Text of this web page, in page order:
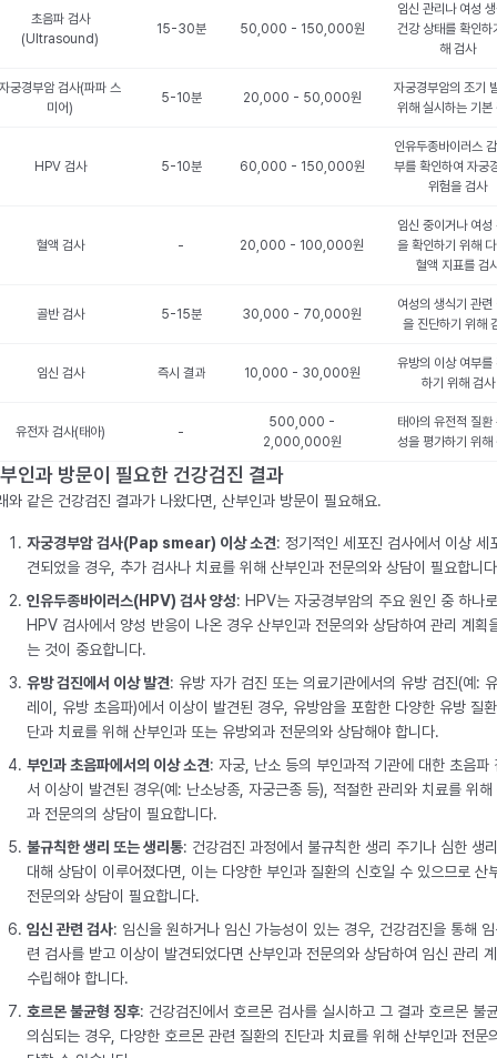
초음파 검사
(Ultrasound)
15-30분 50,000 - 150,000원
임신 관리나 여성 생
건강 상태를 확인하
해 검사
자궁경부암 검사(파파 스
미어)
5-10분 20,000 - 50,000원
자궁경부암의 조기
위해 실시하는 기본
HPV 검사 5-10분 60,000 - 150,000원
인유두종바이러스
부를 확인하여 자궁
위험을 검사
혈액 검사 - 20,000 - 100,000원
임신 중이거나 여성
을 확인하기 위해
혈액 지표를 검
골반 검사 5-15분 30,000 - 70,000원
여성의 생식기 관련
을 진단하기 위해
임신 검사 즉시 결과 10,000 - 30,000원
유방의 이상 여부를
하기 위해 검사
유전자 검사(태아) -
500,000 -
2,000,000원
태아의 유전적 질환
성을 평가하기 위해
인과 방문이 필요한 건강검진 결과
와 같은 건강검진 결과가 나왔다면, 산부인과 방문이 필요해요.
자궁경부암 검사(Pap smear) 이상 소견: 정기적인 세포진 검사에서 이상 세
견되었을 경우, 추가 검사나 치료를 위해 산부인과 전문의와 상담이 필요합니
인유두종바이러스(HPV) 검사 양성: HPV는 자궁경부암의 주요 원인 중 하나로,
HPV 검사에서 양성 반응이 나온 경우 산부인과 전문의와 상담하여 관리 계획
는 것이 중요합니다.
유방 검진에서 이상 발견: 유방 자가 검진 또는 의료기관에서의 유방 검진(예:
레이, 유방 초음파)에서 이상이 발견된 경우, 유방암을 포함한 다양한 유방 질
단과 치료를 위해 산부인과 또는 유방외과 전문의와 상담해야 합니다.
부인과 초음파에서의 이상 소견: 자궁, 난소 등의 부인과적 기관에 대한 초음파
서 이상이 발견된 경우(예: 난소낭종, 자궁근종 등), 적절한 관리와 치료를 위해
과 전문의의 상담이 필요합니다.
불규칙한 생리 또는 생리통: 건강검진 과정에서 불규칙한 생리 주기나 심한 생
대해 상담이 이루어졌다면, 이는 다양한 부인과 질환의 신호일 수 있으므로 산
전문의와 상담이 필요합니다.
임신 관련 검사: 임신을 원하거나 임신 가능성이 있는 경우, 건강검진을 통해
련 검사를 받고 이상이 발견되었다면 산부인과 전문의와 상담하여 임신 관리
수립해야 합니다.
호르몬 불균형 징후: 건강검진에서 호르몬 검사를 실시하고 그 결과 호르몬 불균
의심되는 경우, 다양한 호르몬 관련 질환의 진단과 치료를 위해 산부인과 전문